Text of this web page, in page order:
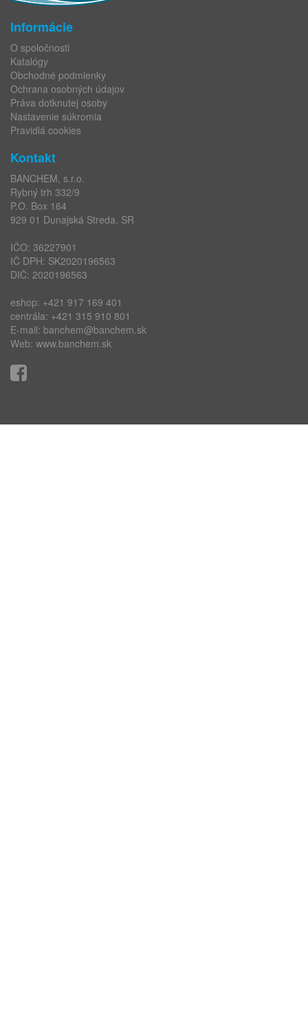
Informácie
O spoločnosti
Katalógy
Obchodné podmienky
Ochrana osobných údajov
Práva dotknutej osoby
Nastavenie súkromia
Pravidlá cookies
Kontakt
BANCHEM, s.r.o.
Rybný trh 332/9
P.O. Box 164
929 01 Dunajská Streda, SR
IČO: 36227901
IČ DPH: SK2020196563
DIČ: 2020196563
eshop: +421 917 169 401
centrála: +421 315 910 801
E-mail: banchem@banchem.sk
Web: www.banchem.sk